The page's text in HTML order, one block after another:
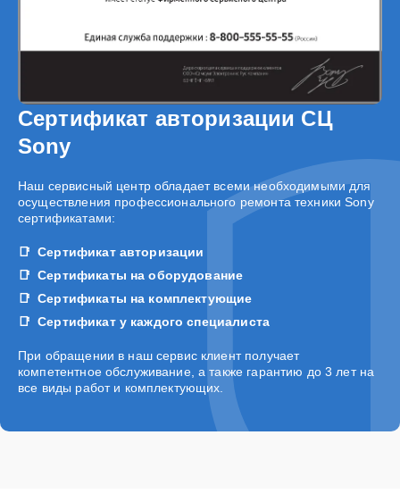
Сертификат авторизации СЦ
Sony
Наш сервисный центр обладает всеми необходимыми для
осуществления профессионального ремонта техники Sony
сертификатами:
Сертификат авторизации
Сертификаты на оборудование
Сертификаты на комплектующие
Сертификат у каждого специалиста
При обращении в наш сервис клиент получает
компетентное обслуживание, а также гарантию до 3 лет на
все виды работ и комплектующих.